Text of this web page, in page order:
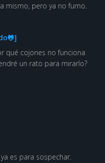
mismo, pero ya no fumo.
qué cojones no funciona
un rato para mirarlo?
es para sospechar.